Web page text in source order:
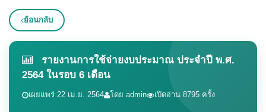
ย้อนกลับ
รายงานการใช้จ่ายงบประมาณ ประจำปี พ.ศ.
2564 ในรอบ 6 เดือน
เผยแพร่ 22 เม.ย. 2564 โดย admin เปิดอ่าน 8795 ครั้ง